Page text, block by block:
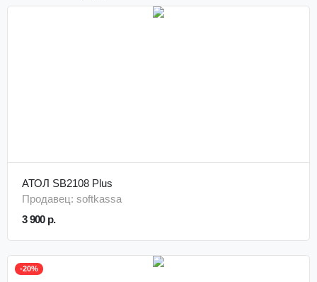
АТОЛ SB2108 Plus
Продавец: softkassa
3 900 р.
-20%